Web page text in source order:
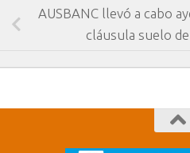
AUSBANC llevó a cabo
cláusula suelo